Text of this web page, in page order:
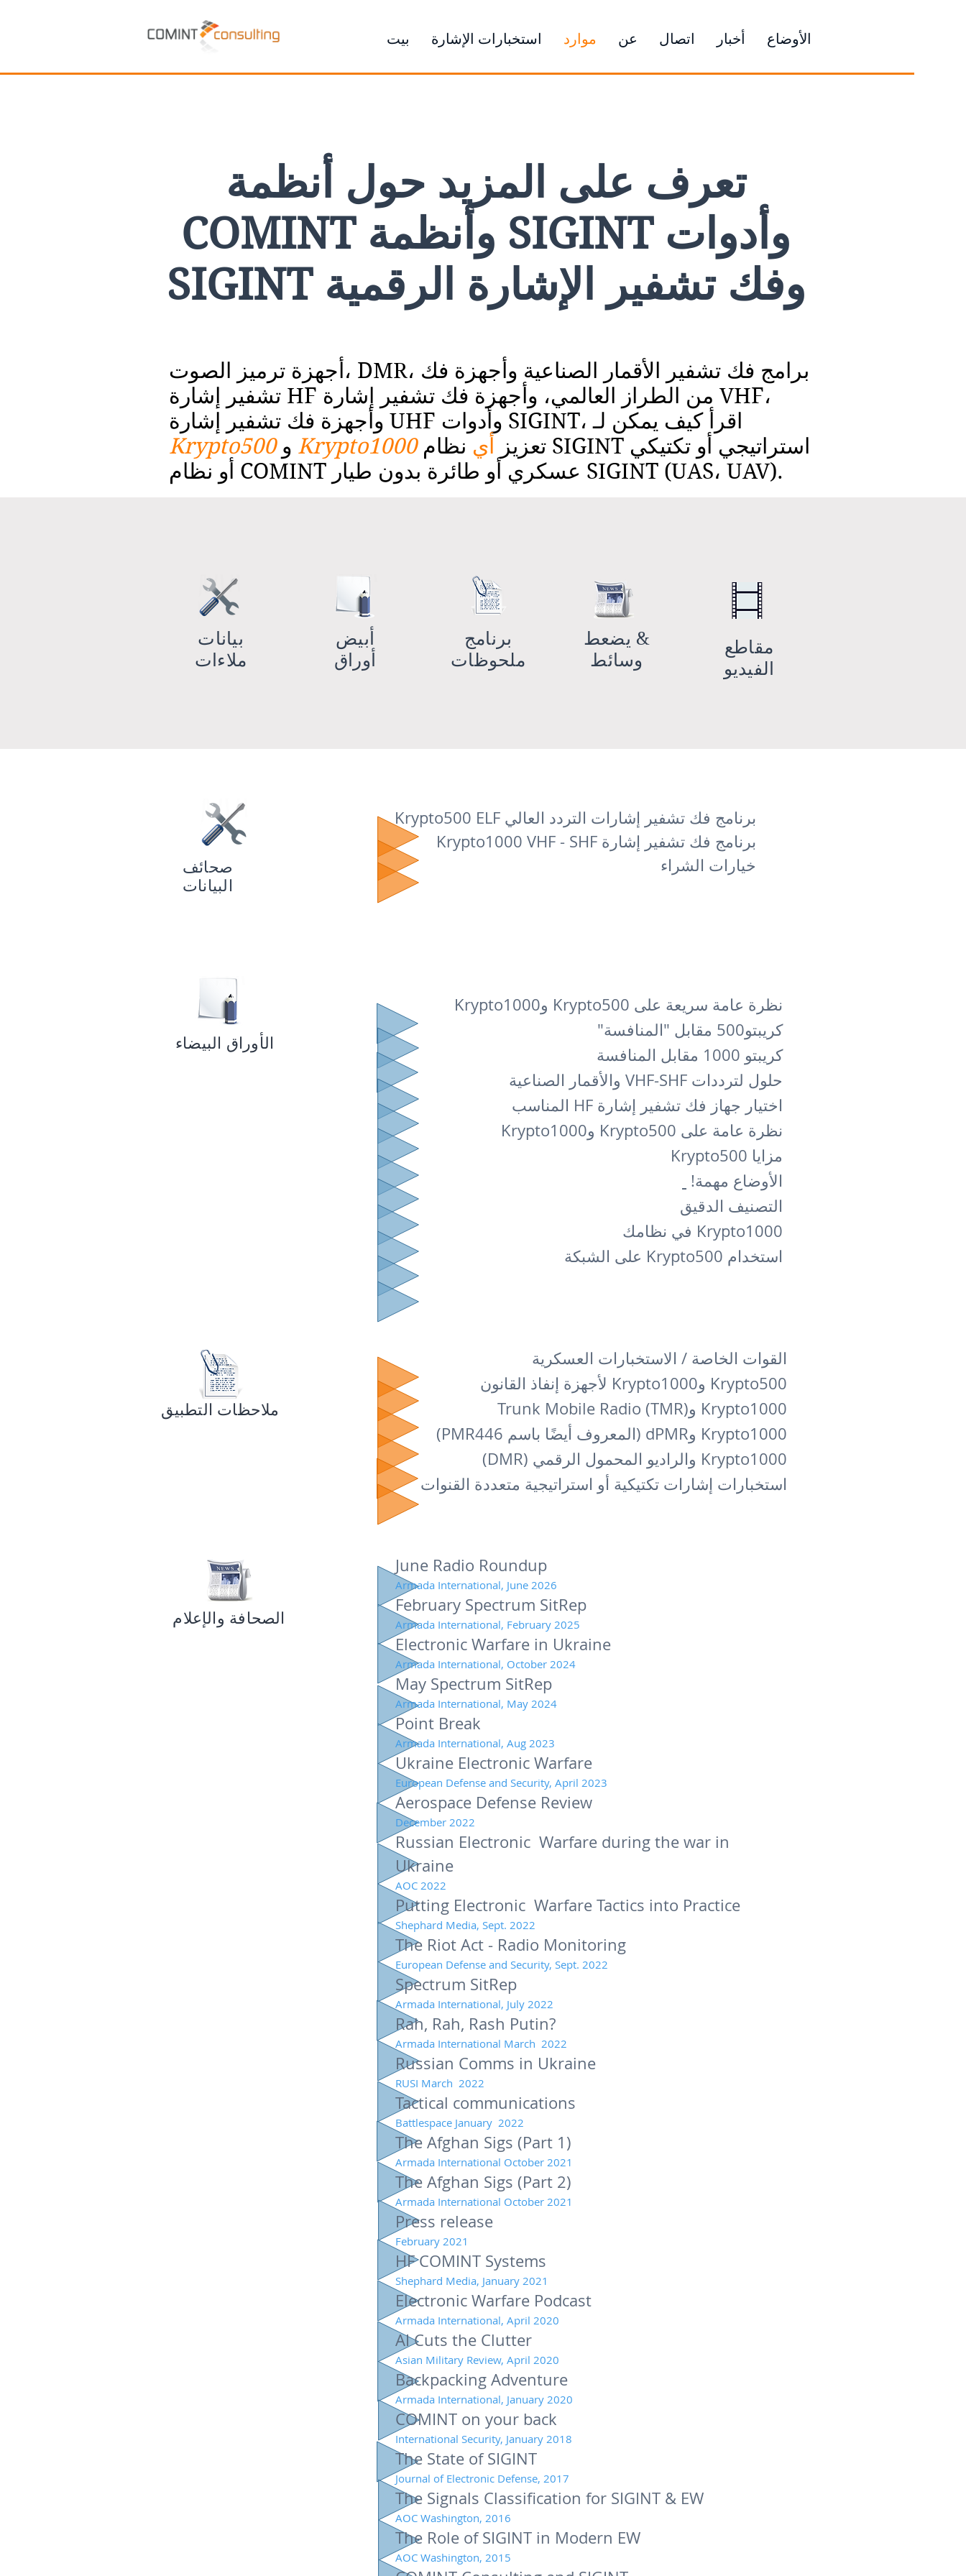
بيت استخبارات الإشارة موارد عن اتصال أخبار الأوضاع
تعرف على المزيد حول أنظمة
COMINT وأنظمة SIGINT وأدوات
SIGINT وفك تشفير الإشارة الرقمية
أجهزة ترميز الصوت، DMR، برامج فك تشفير الأقمار الصناعية وأجهزة فك
تشفير إشارة HF من الطراز العالمي، وأجهزة فك تشفير إشارة VHF،
وأجهزة فك تشفير إشارة UHF وأدوات SIGINT، اقرأ كيف يمكن لـ
Krypto500
Krypto1000 تعزيز أي نظام SIGINT استراتيجي أو تكتيكي
أو نظام COMINT عسكري أو طائرة بدون طيار SIGINT (UAS، UAV).
بيانات
ملاءات
أبيض
أوراق
برنامج
ملحوظات
يضعط &
وسائط
مقاطع
الفيديو
صحائف
البيانات
برنامج فك تشفير إشارات التردد العالي Krypto500 ELF
برنامج فك تشفير إشارة Krypto1000 VHF - SHF
خيارات الشراء
الأوراق البيضاء
نظرة عامة سريعة على Krypto500 وKrypto1000
كريبتو500 مقابل "المنافسة"
كريبتو 1000 مقابل المنافسة
حلول لترددات VHF-SHF والأقمار الصناعية
اختيار جهاز فك تشفير إشارة HF المناسب
نظرة عامة على Krypto500 وKrypto1000
مزايا Krypto500
الأوضاع مهمة!
التصنيف الدقيق
Krypto1000 في نظامك
استخدام Krypto500 على الشبكة
ملاحظات التطبيق
القوات الخاصة / الاستخبارات العسكرية
Krypto500 وKrypto1000 لأجهزة إنفاذ القانون
Krypto1000 وTrunk Mobile Radio (TMR)
Krypto1000 وdPMR (المعروف أيضًا باسم PMR446)
Krypto1000 والراديو المحمول الرقمي (DMR)
استخبارات إشارات تكتيكية أو استراتيجية متعددة القنوات
الصحافة والإعلام
June Radio Roundup
Armada International, June 2026
February Spectrum SitRep
Armada International, February 2025
Electronic Warfare in Ukraine
Armada International, October 2024
May Spectrum SitRep
Armada International, May 2024
Point Break
Armada International, Aug 2023
Ukraine Electronic Warfare
European Defense and Security, April 2023
Aerospace Defense Review
December 2022
Russian Electronic Warfare during the war in
Ukraine
AOC 2022
Putting Electronic Warfare Tactics into Practice
Shephard Media, Sept. 2022
The Riot Act - Radio Monitoring
European Defense and Security, Sept. 2022
Spectrum SitRep
Armada International, July 2022
Rah, Rah, Rash Putin?
Armada International March 2022
Russian Comms in Ukraine
RUSI March 2022
Tactical communications
Battlespace January 2022
The Afghan Sigs (Part 1)
Armada International October 2021
The Afghan Sigs (Part 2)
Armada International October 2021
Press release
February 2021
HF COMINT Systems
Shephard Media, January 2021
Electronic Warfare Podcast
Armada International, April 2020
AI Cuts the Clutter
Asian Military Review, April 2020
Backpacking Adventure
Armada International, January 2020
COMINT on your back
International Security, January 2018
The State of SIGINT
Journal of Electronic Defense, 2017
The Signals Classification for SIGINT & EW
AOC Washington, 2016
The Role of SIGINT in Modern EW
AOC Washington, 2015